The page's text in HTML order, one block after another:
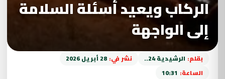
الركاب ويعيد أسئلة السلامة
إلى الواجهة
بقلم: الرشيدية 24.. نشر في: 28 أبريل 2026
الساعة: 10:31